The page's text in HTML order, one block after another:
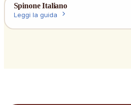
Spinone Italiano
Leggi la guida